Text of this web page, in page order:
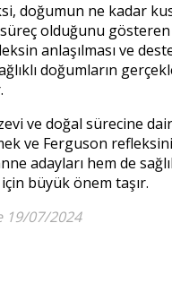
doğumun ne kadar
olduğunu
anlaşılması ve
doğumların
ve doğal sürecine
ve Ferguson
adayları hem de
büyük önem taşır.
19/07/2024